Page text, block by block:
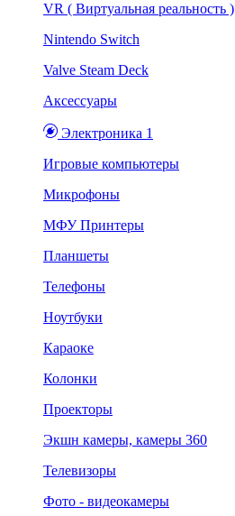
VR ( Виртуальная реальность )
Nintendo Switch
Valve Steam Deck
Аксессуары
Электроника 1
Игровые компьютеры
Микрофоны
МФУ Принтеры
Планшеты
Телефоны
Ноутбуки
Караоке
Колонки
Проекторы
Экшн камеры, камеры 360
Телевизоры
Фото - видеокамеры